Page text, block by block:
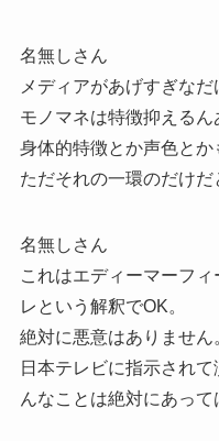
名無しさん
メディアがあげすぎなだ
モノマネは特徴抑える
身体的特徴とか声色とか
ただそれの一環のだけだ
名無しさん
これはエディーマーフ
レという解釈でOK。
絶対に悪意はありません
日本テレビに指示され
んなことは絶対にあって